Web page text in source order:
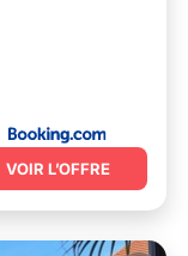
VOIR L’OFFRE